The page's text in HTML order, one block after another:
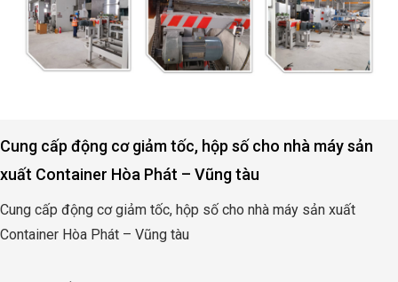
Cung cấp động cơ giảm tốc, hộp số cho nhà máy sản
xuất Container Hòa Phát – Vũng tàu
Cung cấp động cơ giảm tốc, hộp số cho nhà máy sản xuất
Container Hòa Phát – Vũng tàu